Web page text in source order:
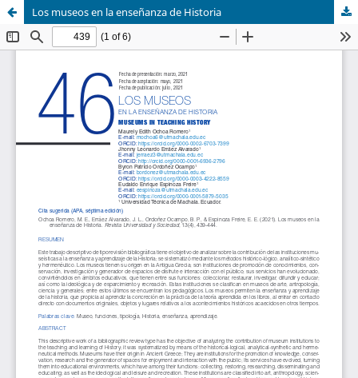
Los museos en la enseñanza de Historia